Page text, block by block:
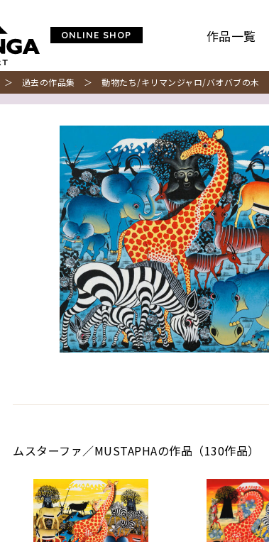
ONLINE SHOP 作品一覧
＞ 過去の作品集 ＞ 動物たち/キリマンジャロ/バオバブの木
ムスターファ／MUSTAPHAの作品（130作品）